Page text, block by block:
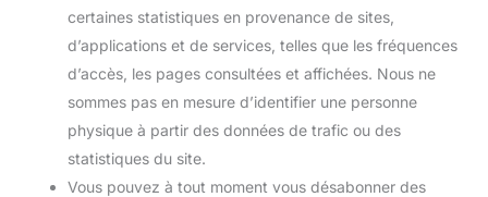
certaines statistiques en provenance de sites,
d’applications et de services, telles que les fréquences
d’accès, les pages consultées et affichées. Nous ne
sommes pas en mesure d’identifier une personne
physique à partir des données de trafic ou des
statistiques du site.
Vous pouvez à tout moment vous désabonner des